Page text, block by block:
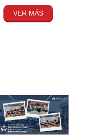
VER MÁS